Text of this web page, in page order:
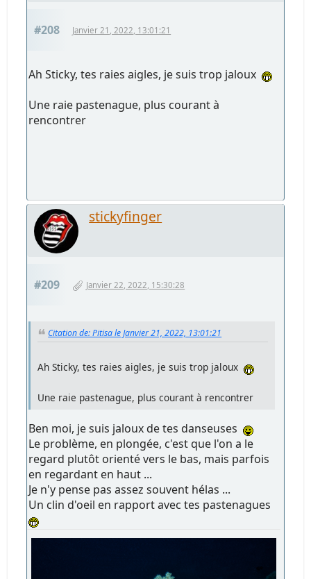
#208 Janvier 21, 2022, 13:01:21
Ah Sticky, tes raies aigles, je suis trop jaloux
Une raie pastenague, plus courant à
rencontrer
stickyfinger
#209 Janvier 22, 2022, 15:30:28
Citation de: Pitisa le Janvier 21, 2022, 13:01:21
Ah Sticky, tes raies aigles, je suis trop jaloux
Une raie pastenague, plus courant à rencontrer
Ben moi, je suis jaloux de tes danseuses
Le problème, en plongée, c'est que l'on a le
regard plutôt orienté vers le bas, mais parfois
en regardant en haut ...
Je n'y pense pas assez souvent hélas ...
Un clin d'oeil en rapport avec tes pastenagues